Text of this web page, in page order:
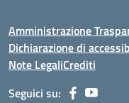
Amministrazione
Dichiarazione di
Note LegaliCrediti
Seguici su: